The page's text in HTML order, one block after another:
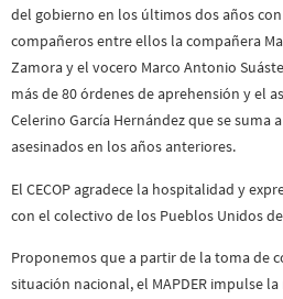
del gobierno en los últimos dos años
compañeros entre ellos la compañera
Zamora y el vocero Marco Antonio
más de 80 órdenes de aprehensión y el
Celerino García Hernández que se suma
asesinados en los años anteriores.
El CECOP agradece la hospitalidad y
con el colectivo de los Pueblos Unidos
Proponemos que a partir de la toma de
situación nacional, el MAPDER impulse